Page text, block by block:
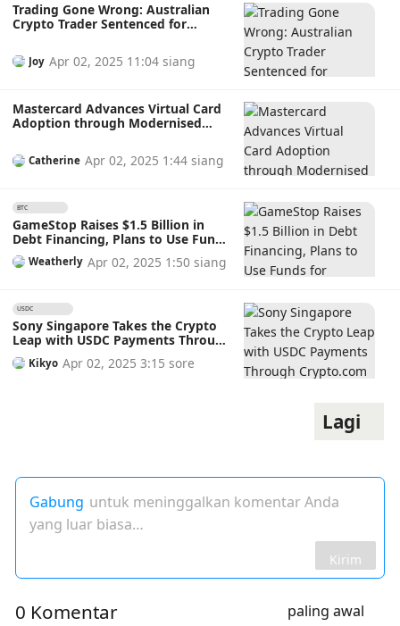
Trading Gone Wrong: Australian
Crypto Trader Sentenced for
Lifestyle
Joy Apr 02, 2025 11:04 siang
Mastercard Advances Virtual Card
Adoption through Modernised
Virtual Card Technology
Catherine Apr 02, 2025 1:44 siang
BTC
GameStop Raises $1.5 Billion in
Debt Financing, Plans to Use Funds
for Strategic Bitcoin Acquisition
Weatherly Apr 02, 2025 1:50 siang
USDC
Sony Singapore Takes the Crypto
Leap with USDC Payments Through
Crypto.com Now Accepted on its
Online Store
Kikyo Apr 02, 2025 3:15 sore
Lagi
Gabung untuk meninggalkan komentar Anda
yang luar biasa…
Kirim
0 Komentar paling awal